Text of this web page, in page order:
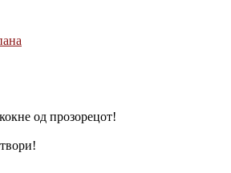
од прозорецот!